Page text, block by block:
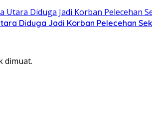
Diduga Jadi Korban Pelecehan
dimuat.